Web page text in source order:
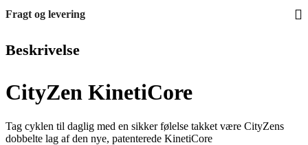
Fragt og levering
Beskrivelse
CityZen KinetiCore
Tag cyklen til daglig med en sikker følelse takket være CityZens
dobbelte lag af den nye, patenterede KinetiCore